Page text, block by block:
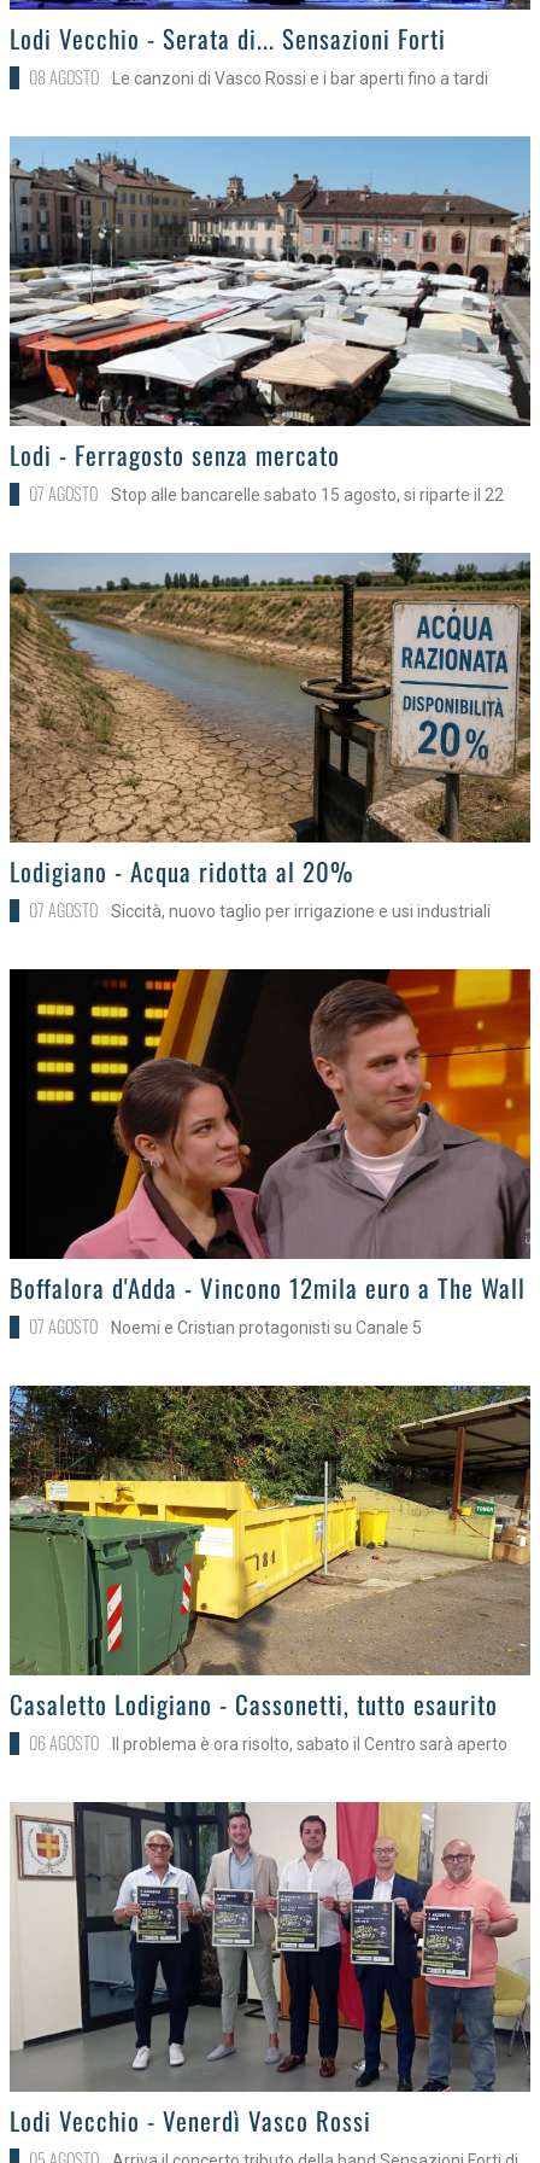
>Lodi Vecchio - Serata di... Sensazioni Forti
08 AGOSTO Le canzoni di Vasco Rossi e i bar aperti fino a tardi
>Lodi - Ferragosto senza mercato
07 AGOSTO Stop alle bancarelle sabato 15 agosto, si riparte il 22
>Lodigiano - Acqua ridotta al 20%
07 AGOSTO Siccità, nuovo taglio per irrigazione e usi industriali
>
Boffalora d'Adda - Vincono 12mila euro a The Wall
07 AGOSTO Noemi e Cristian protagonisti su Canale 5
>
Casaletto Lodigiano - Cassonetti, tutto esaurito
06 AGOSTO Il problema è ora risolto, sabato il Centro sarà aperto
>Lodi Vecchio - Venerdì Vasco Rossi